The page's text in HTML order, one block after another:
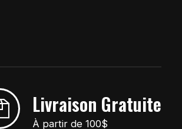
Livraison Gratuite
À partir de 100$